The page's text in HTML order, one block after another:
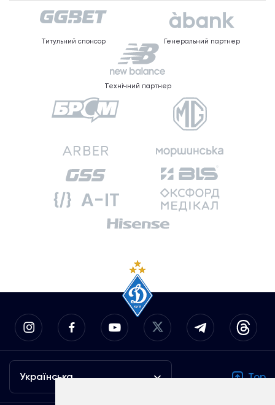
Титульний спонсор Генеральний партнер
Технічний партнер
Українська Top